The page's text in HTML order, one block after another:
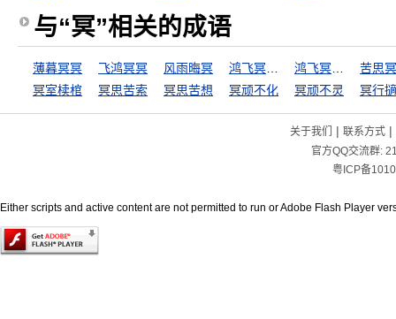
与“冥”相关的成语
薄暮冥冥 飞鸿冥冥 风雨晦冥
苦思
冥室椟棺
冥思苦索 冥思苦想 冥顽不化 冥顽不灵 冥行
关于我们 | 联系方式|
官方QQ交流群:
粤ICP备
Either scripts and active content are not permitted to run or Adobe Flash Player